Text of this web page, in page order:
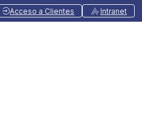
Acceso a Clientes Intranet